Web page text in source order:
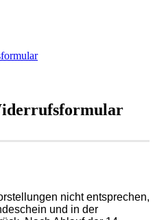
nicht entsprechen,
und in der